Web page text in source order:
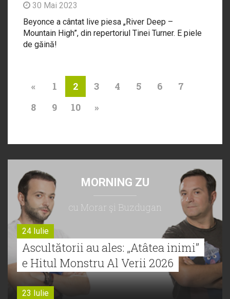
30 Mai 2023
Beyonce a cântat live piesa „River Deep –
Mountain High”, din repertoriul Tinei Turner. E piele
de găină!
« 1 2 3 4 5 6
7
8
9 10 »
MORNING ZU
cu Morar şi Buzdugan
24 Iulie
Ascultătorii au ales: „Atâtea inimi”
e Hitul Monstru Al Verii 2026
23 Iulie